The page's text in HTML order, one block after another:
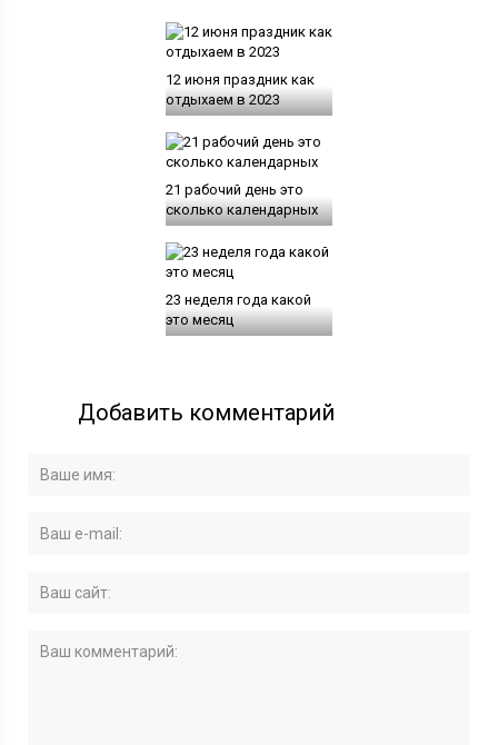
12 июня праздник как
отдыхаем в 2023
21 рабочий день это
сколько календарных
23 неделя года какой
это месяц
Добавить комментарий